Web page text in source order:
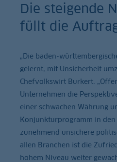
Die steigende
füllt die
„Die baden-
gelernt, mit Unsicherheit
Chefvolkswirt Burkert.
Unternehmen die
einer schwachen Währung
Konjunkturprogramm in den
zunehmend unsichere
allen Branchen ist die
hohem Niveau weiter